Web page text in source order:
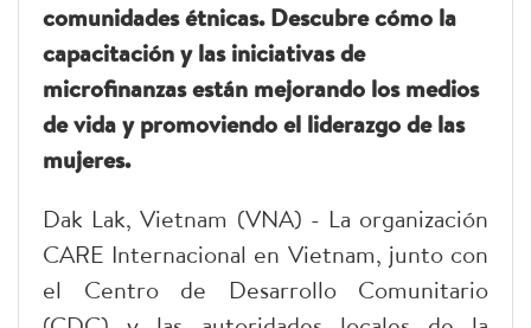
comunidades étnicas. Descubre cómo la
capacitación y las iniciativas de
microfinanzas están mejorando los medios
de vida y promoviendo el liderazgo de las
mujeres.
Dak Lak, Vietnam (VNA) - La organización
CARE Internacional en Vietnam, junto con
el Centro de Desarrollo Comunitario